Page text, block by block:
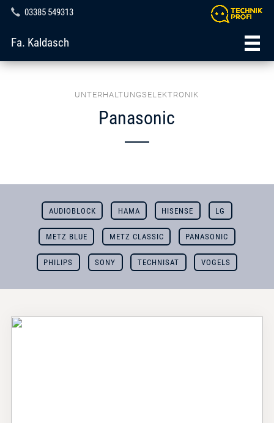
03385 549313
Fa. Kaldasch
UNTERHALTUNGSELEKTRONIK
Panasonic
AUDIOBLOCK HAMA HISENSE LG
METZ BLUE METZ CLASSIC PANASONIC
PHILIPS SONY TECHNISAT VOGELS